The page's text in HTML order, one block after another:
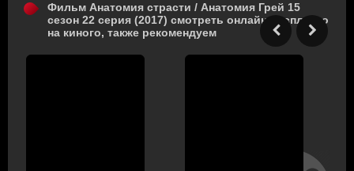
Фильм Анатомия страсти / Анатомия Грей 15
сезон 22 серия (2017) смотреть онлайн бесплатно
на киного, также рекомендуем